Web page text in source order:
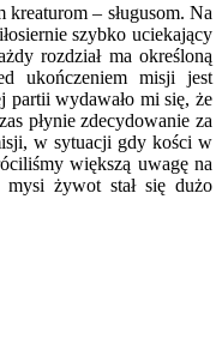
– sługusom. Na
szybko uciekający
rozdział ma określoną
ukończeniem misji jest
partii wydawało mi się, że
płynie zdecydowanie za
w sytuacji gdy kości w
większą uwagę na
żywot stał się dużo